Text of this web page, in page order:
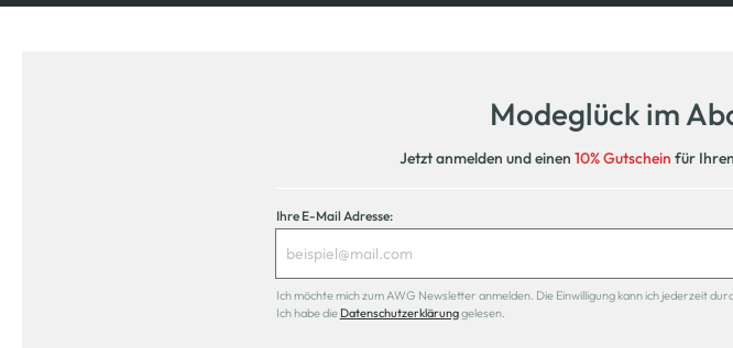
Modeglück im
Jetzt anmelden und einen 10% Gutschein für
Ihre E-Mail Adresse:
Ich möchte mich zum AWG Newsletter anmelden. Die Einwilligung kann ich jederzeit
Ich habe die Datenschutzerklärunggelesen.